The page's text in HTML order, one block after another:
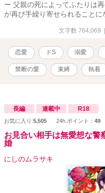
ー 父親の死によってふたりは
が再び手繰り寄せられることに
文字数 764,069
恋愛 ドS 溺愛
禁断の愛 束縛 執着
長編 連載中 R18
お気に入り:5,505 24h.ポイント： 49
お見合い相手は無愛想な
婚
にしのムラサキ